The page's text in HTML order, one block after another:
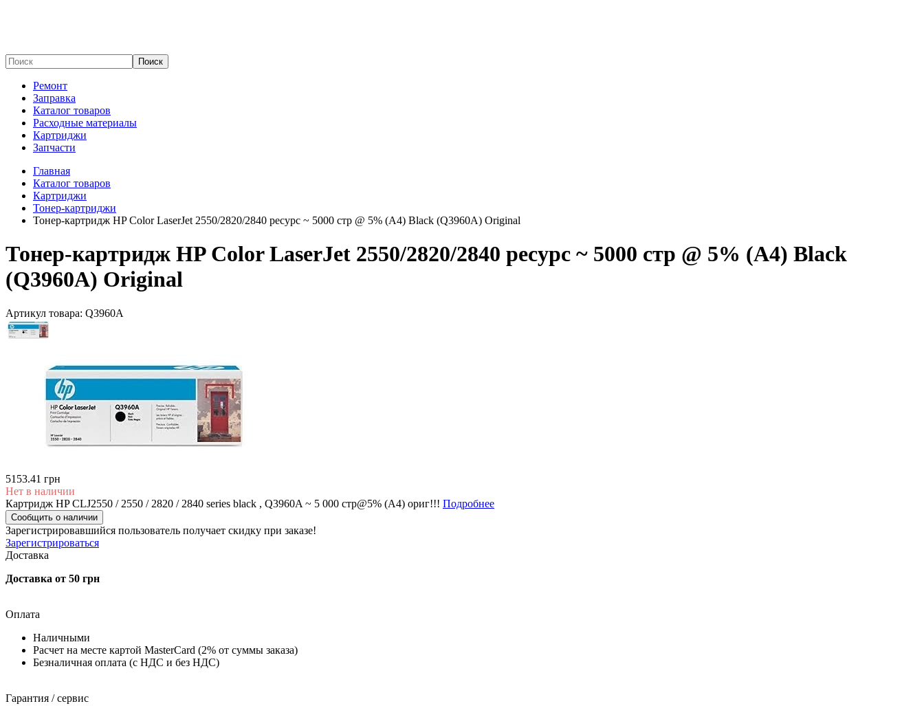
Поиск
Ремонт
Заправка
Каталог товаров
Расходные материалы
Картриджи
Запчасти
Главная
Каталог товаров
Картриджи
Тонер-картриджи
Тонер-картридж HP Color LaserJet 2550/2820/2840 ресурс ~ 5000 стр @ 5% (A4) Black (Q3960A) Original
Тонер-картридж HP Color LaserJet 2550/2820/2840 ресурс ~ 5000 стр @ 5% (A4) Black
(Q3960A) Original
Артикул товара: Q3960A
5153.41 грн
Нет в наличии
Картридж HP CLJ2550 / 2550 / 2820 / 2840 series black , Q3960A ~ 5 000 стр@5% (A4) ориг!!! Подробнее
Сообщить о наличии
Зарегистрировавшийся пользователь получает скидку при заказе!
Зарегистрироваться
Доставка
Доставка от 50 грн
Оплата
Наличными
Расчет на месте картой MasterCard (2% от суммы заказа)
Безналичная оплата (с НДС и без НДС)
Гарантия / сервис